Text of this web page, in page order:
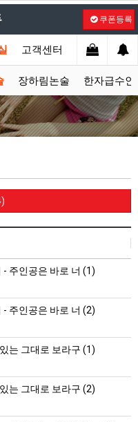
쿠폰등록
고객센터
장하림논술 한자급수인
주인공은 바로 너 (1)
주인공은 바로 너 (2)
는 그대로 보라구 (1)
는 그대로 보라구 (2)